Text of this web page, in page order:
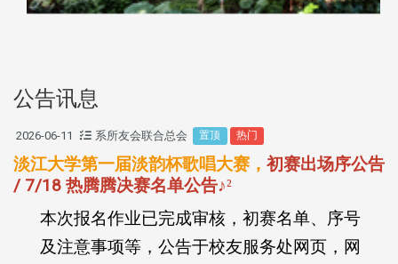
公告讯息
2026-06-11 系所友会联合总会 置顶 热门
淡江大学第一届淡韵杯歌唱大赛， 初赛出场序公告
/ 7/18 热腾腾决赛名单公告♪²
本次报名作业已完成审核，初赛名单、序号
及注意事项等，公告于校友服务处网页，网